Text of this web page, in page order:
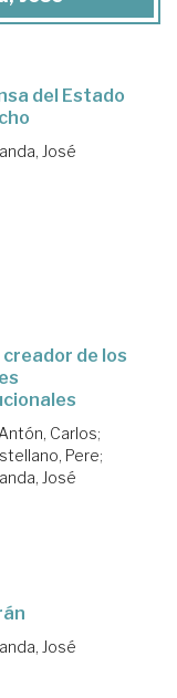
del Estado
José
creador de los
Carlos;
Pere;
José
José